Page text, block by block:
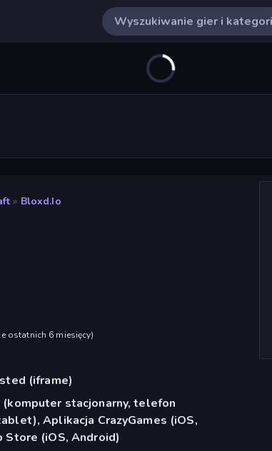
» Bloxd.io
ostatnich 6 miesięcy)
(iframe)
(komputer stacjonarny, telefon
Aplikacja CrazyGames (iOS,
Store (iOS, Android)